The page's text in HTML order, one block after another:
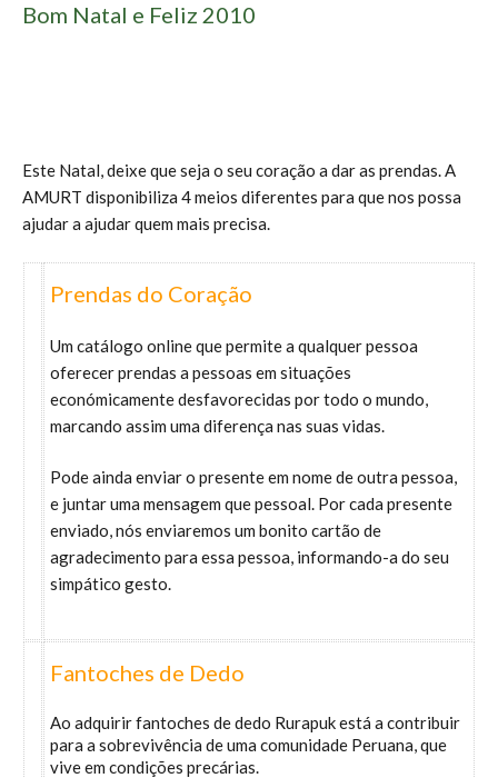
Bom Natal e Feliz 2010
Este Natal, deixe que seja o seu coração a dar as prendas. A
AMURT disponibiliza 4 meios diferentes para que nos possa
ajudar a ajudar quem mais precisa.
Prendas do Coração
Um catálogo online que permite a qualquer pessoa
oferecer prendas a pessoas em situações
económicamente desfavorecidas por todo o mundo,
marcando assim uma diferença nas suas vidas.
Pode ainda enviar o presente em nome de outra pessoa,
e juntar uma mensagem que pessoal. Por cada presente
enviado, nós enviaremos um bonito cartão de
agradecimento para essa pessoa, informando-a do seu
simpático gesto.
Fantoches de Dedo
Ao adquirir fantoches de dedo Rurapuk está a contribuir
para a sobrevivência de uma comunidade Peruana, que
vive em condições precárias.